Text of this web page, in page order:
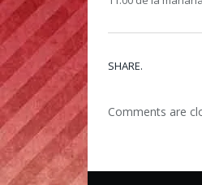
SHARE.
Comments are